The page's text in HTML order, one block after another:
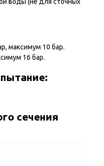
максимум 10 бар.
16 бар.
сечения